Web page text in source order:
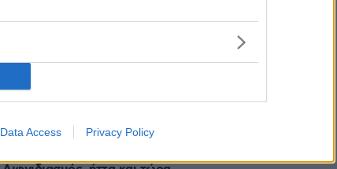
Data Access Privacy Policy
Σκύρο και Λακωνία: Βραχυκύκλωσε
γεννήτρια 63χρονης, 71χρονος
άναψε ψησταριά
LIVE UPDATE πριν 37 λεπτά